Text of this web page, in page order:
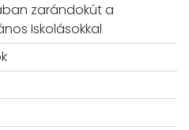
zarándokút a
Iskolásokkal